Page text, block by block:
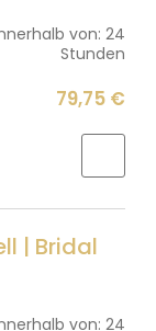
von: 24
Stunden
79,75 €
| Bridal
von: 24